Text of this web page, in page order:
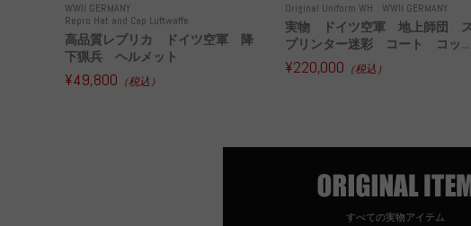
WWII GERMANY
Repro Hat and Cap Luftwaffe
高品質レプリカ ドイツ空軍 降
下猟兵 ヘルメット
¥49,800 （税込）
Original Uniform WH WWII GERMANY
実物 ドイツ空軍 地上師団
プリンター迷彩 コート コッ...
¥220,000 （税込）
すべての実物アイテム